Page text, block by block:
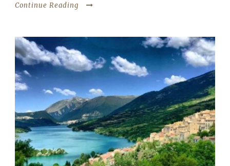
Continue Reading